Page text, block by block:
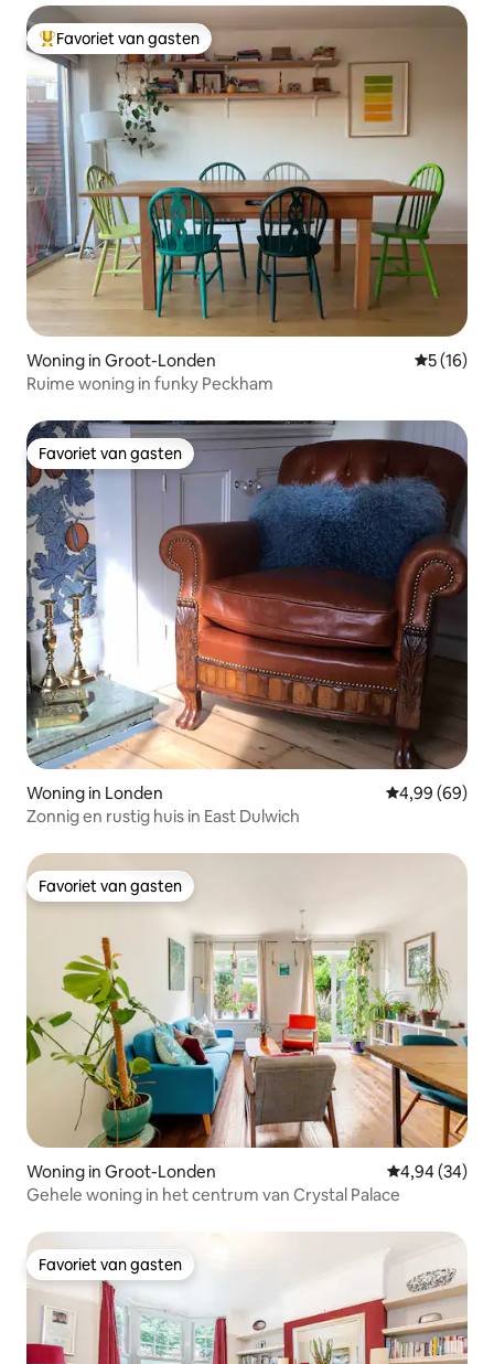
Topfavoriet van gasten
Favoriet van gasten
Woning in Groot-Londen
5 (16)
Ruime woning in funky Peckham
Favoriet van gasten
Favoriet van gasten
Woning in Londen Gemiddelde
4,99 (69)
Zonnig en rustig huis in East Dulwich
Favoriet van gasten
Favoriet van gasten
Woning in Groot-Londen Gemiddelde
4,94 (34)
Gehele woning in het centrum van Crystal Palace
Favoriet van gasten
Favoriet van gasten